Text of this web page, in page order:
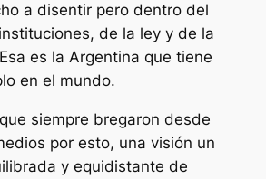
a disentir pero dentro del
de la ley y de la
es la Argentina que tiene
en el mundo.
siempre bregaron desde
por esto, una visión un
y equidistante de